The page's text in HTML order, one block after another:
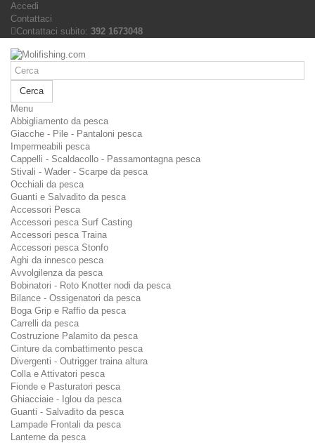
Accedi
Contattaci
Contattaci subito: 392 1673048
Cerca
Menu
Abbigliamento da pesca
Giacche - Pile - Pantaloni pesca
Impermeabili pesca
Cappelli - Scaldacollo - Passamontagna pesca
Stivali - Wader - Scarpe da pesca
Occhiali da pesca
Guanti e Salvadito da pesca
Accessori Pesca
Accessori pesca Surf Casting
Accessori pesca Traina
Accessori pesca Stonfo
Aghi da innesco pesca
Avvolgilenza da pesca
Bobinatori - Roto Knotter nodi da pesca
Bilance - Ossigenatori da pesca
Boga Grip e Raffio da pesca
Carrelli da pesca
Costruzione Palamito da pesca
Cinture da combattimento pesca
Divergenti - Outrigger traina altura
Colla e Attivatori pesca
Fionde e Pasturatori pesca
Ghiacciaie - Iglou da pesca
Guanti - Salvadito da pesca
Lampade Frontali da pesca
Lanterne da pesca